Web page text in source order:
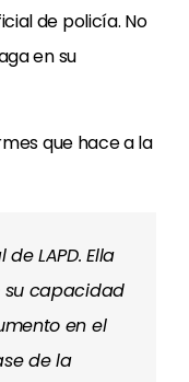
de policía. No
en su
que hace a la
LAPD. Ella
su capacidad
en el
de la